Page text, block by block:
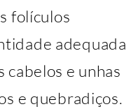
folículos
adequada
cabelos e unhas
e quebradiços.